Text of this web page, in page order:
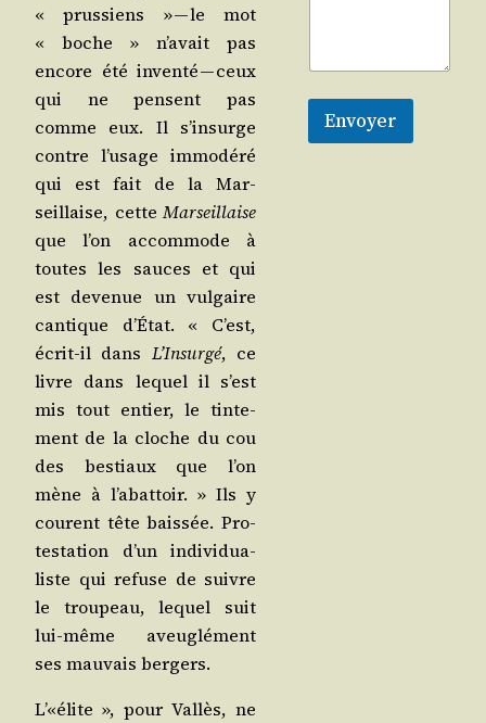
« prus­siens » — le mot
« boche » n’a­vait pas
encore été inven­té — ceux
qui ne pensent pas
comme eux. Il s’in­surge
contre l’u­sage immo­dé­ré
qui est fait de la Mar­
seillaise, cetteMar­seillaise
que l’on accom­mode à
toutes les sauces et qui
est deve­nue un vul­gaire
can­tique d’É­tat. « C’est,
écrit-il dans L’In­sur­gé, ce
livre dans lequel il s’est
mis tout entier, le tin­te­
ment de la cloche du cou
des bes­tiaux que l’on
mène à l’a­bat­toir. » Ils y
courent tête bais­sée. Pro­
tes­ta­tion d’un indi­vi­dua­
liste qui refuse de suivre
le trou­peau, lequel suit
lui-même aveu­glé­ment
ses mau­vais bergers.
L’«élite », pour Val­lès, ne
Envoyer